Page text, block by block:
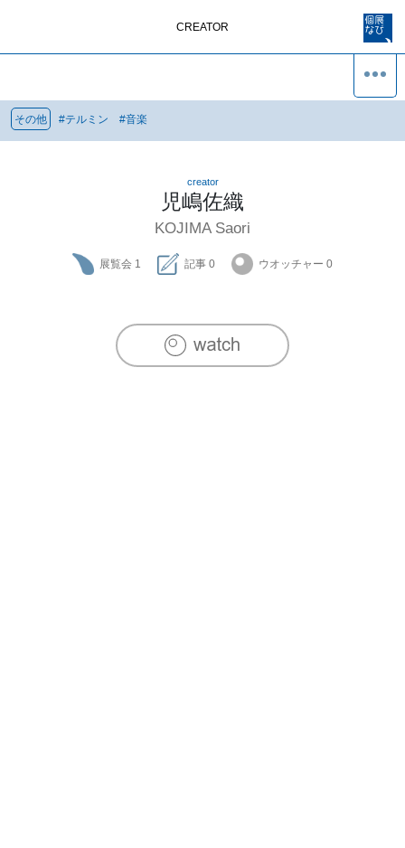
CREATOR
その他 #テルミン #音楽
creator
児嶋佐織
KOJIMA Saori
展覧会 1 記事 0 ウオッチャー 0